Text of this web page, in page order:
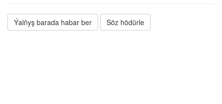
Ýalňyş barada habar ber Söz hödürle